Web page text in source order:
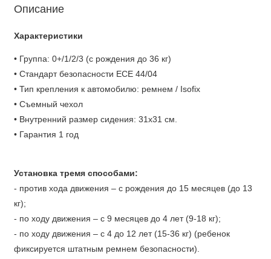
Описание
Характеристики
• Группа: 0+/1/2/3 (с рождения до 36 кг)
• Стандарт безопасности ECE 44/04
• Тип крепления к автомобилю: ремнем / Isofix
• Съемный чехол
• Внутренний размер сидения: 31х31 см.
• Гарантия 1 год
Установка тремя способами:
- против хода движения – с рождения до 15 месяцев (до 13
кг);
- по ходу движения – с 9 месяцев до 4 лет (9-18 кг);
- по ходу движения – с 4 до 12 лет (15-36 кг) (ребенок
фиксируется штатным ремнем безопасности).